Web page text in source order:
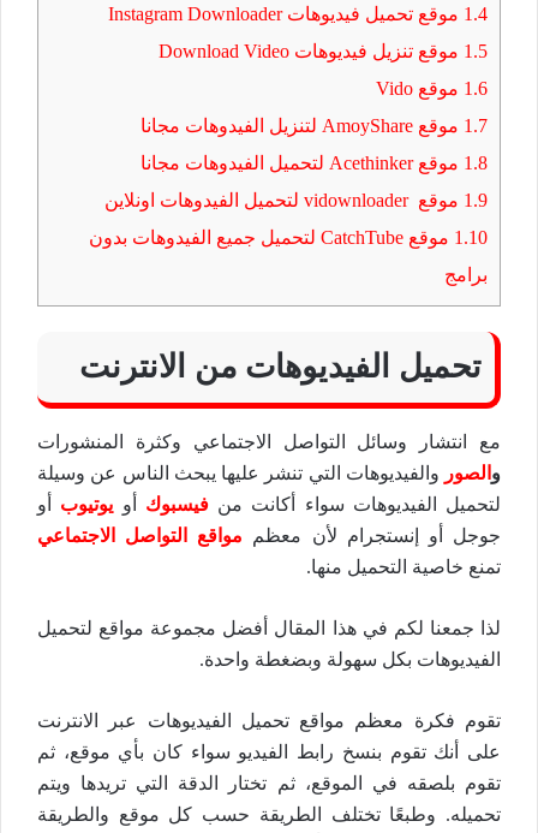
1.4 موقع تحميل فيديوهات Instagram Downloader
1.5 موقع تنزيل فيديوهات Download Video
1.6 موقع Vido
1.7 موقع AmoyShare لتنزيل الفيدوهات مجانا
1.8 موقع Acethinker لتحميل الفيدوهات مجانا
1.9 موقع vidownloader لتحميل الفيدوهات اونلاين
1.10
موقع CatchTube لتحميل جميع الفيدوهات بدون
برامج
تحميل الفيديوهات من الانترنت
مع انتشار وسائل التواصل الاجتماعي وكثرة المنشورات
و الصور والفيديوهات التي تنشر عليها يبحث الناس عن وسيلة
لتحميل الفيديوهات سواء أكانت منفيسبوك أو يوتيوب
أو
جوجل أو إنستجرام لأن معظم مواقع التواصل الاجتماعي
تمنع خاصية التحميل منها.
لذا جمعنا لكم في هذا المقال أفضل مجموعة مواقع لتحميل
الفيديوهات بكل سهولة وبضغطة واحدة.
تقوم فكرة معظم مواقع تحميل الفيديوهات عبر الانترنت
على أنك تقوم بنسخ رابط الفيديو سواء كان بأي موقع، ثم
تقوم بلصقه في الموقع، ثم تختار الدقة التي تريدها ويتم
تحميله. وطبعًا تختلف الطريقة حسب كل موقع والطريقة